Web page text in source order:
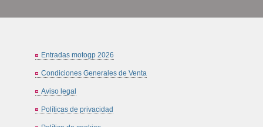
Entradas motogp 2026
Condiciones Generales de Venta
Aviso legal
Políticas de privacidad